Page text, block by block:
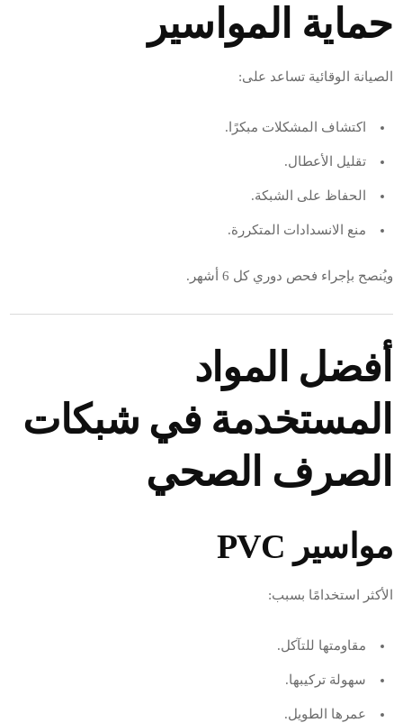
حماية المواسير
الصيانة الوقائية تساعد على:
اكتشاف المشكلات مبكرًا.
تقليل الأعطال.
الحفاظ على الشبكة.
منع الانسدادات المتكررة.
ويُنصح بإجراء فحص دوري كل 6 أشهر.
أفضل المواد
المستخدمة في شبكات
الصرف الصحي
مواسير PVC
الأكثر استخدامًا بسبب:
مقاومتها للتآكل.
سهولة تركيبها.
عمرها الطويل.